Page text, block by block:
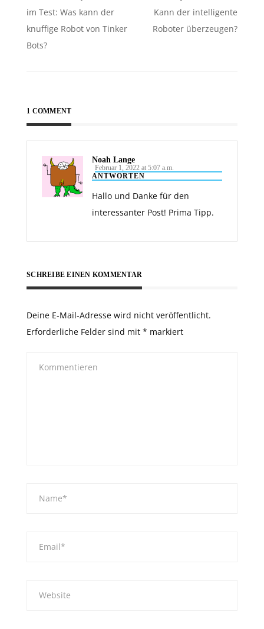
im Test: Was kann der
knuffige Robot von Tinker
Bots?
Kann der intelligente
Roboter überzeugen?
1 COMMENT
Noah Lange
Februar 1, 2022 at 5:07 a.m.
ANTWORTEN
Hallo und Danke für den
interessanter Post! Prima Tipp.
SCHREIBE EINEN KOMMENTAR
Deine E-Mail-Adresse wird nicht veröffentlicht.
Erforderliche Felder sind mit * markiert